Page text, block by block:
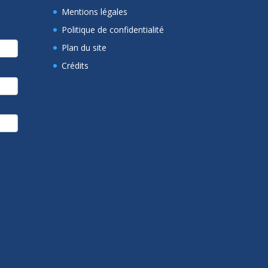
Mentions légales
Politique de confidentialité
Plan du site
Crédits